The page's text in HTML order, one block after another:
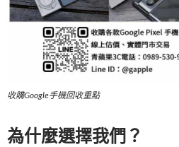
收購Google手機回收重點
為什麼選擇我們？